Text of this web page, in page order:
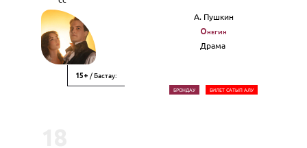
15+ / Бастау:
А. Пушкин
Онегин
Драма
БРОНДАУ БИЛЕТ САТЫП АЛУ